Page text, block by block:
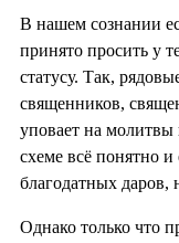
В нашем сознании
принято просить у
статусу. Так,
священников,
уповает на молитвы
схеме всё понятно и
благодатных
Однако только что